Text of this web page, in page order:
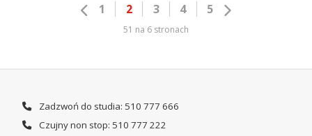
1 2 3 4 5
51 na 6 stronach
Zadzwoń do studia: 510 777 666
Czujny non stop: 510 777 222